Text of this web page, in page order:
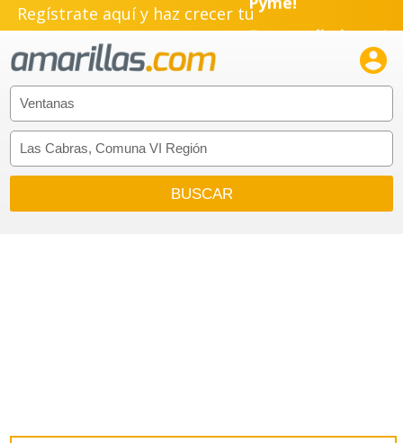
Regístrate aquí y haz crecer tuPyme!
Emprendimiento!
